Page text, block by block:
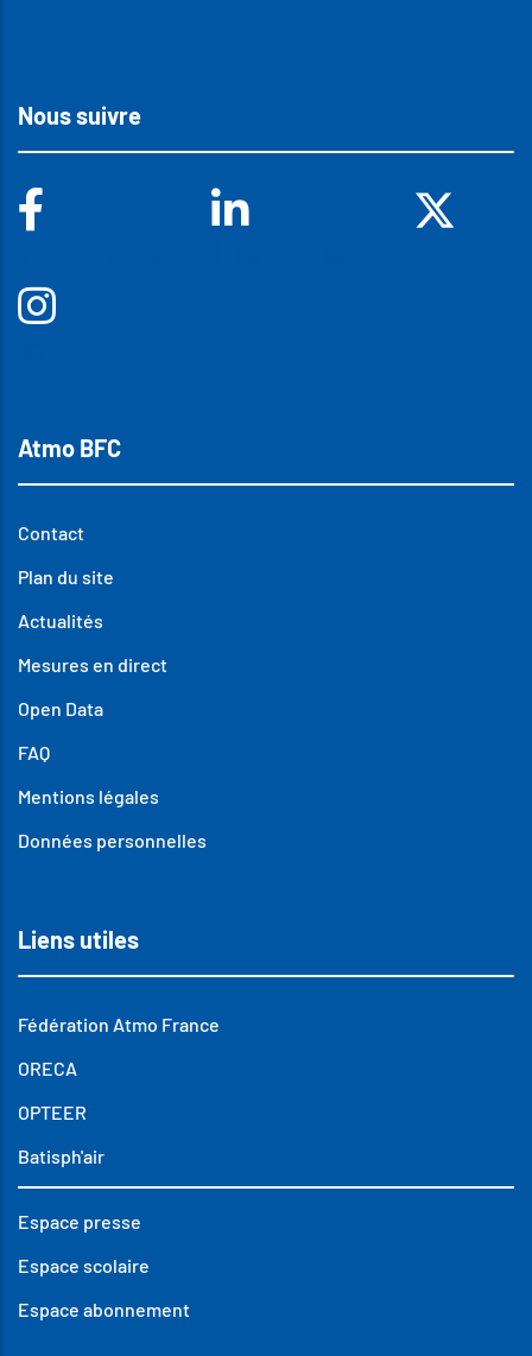
Nous suivre
Atmo BFC
Contact
Plan du site
Actualités
Mesures en direct
Open Data
FAQ
Mentions légales
Données personnelles
Liens utiles
Fédération Atmo France
ORECA
OPTEER
Batisph'air
Espace presse
Espace scolaire
Espace abonnement